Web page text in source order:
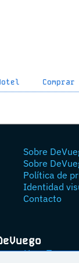
Comprar
Sobre
Sobre
Política de
Identidad
Contacto
Yova Turnes